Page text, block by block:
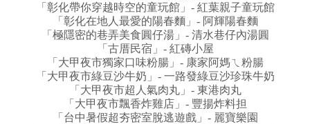
「彰化帶你穿越時空的童玩館」- 紅葉親子童玩館
「 彰化在地人最愛的陽春麵」- 阿輝陽春麵
「極隱密的巷弄美食圓仔湯」- 清水巷仔內湯圓
「古厝民宿」- 紅磚小屋
「大甲夜市獨家口味粉腸」- 康家阿媽ㄟ粉腸
「大甲夜市綠豆沙牛奶」- 一路發綠豆沙珍珠牛奶
「大甲夜市超人氣肉丸」- 東港肉丸
「大甲夜市飄香炸雞店」- 豐揚炸料担
「台中暑假超夯密室脫逃遊戲」- 麗寶樂園